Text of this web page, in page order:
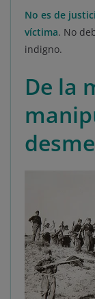
No es de
víctima. No
indigno.
De la